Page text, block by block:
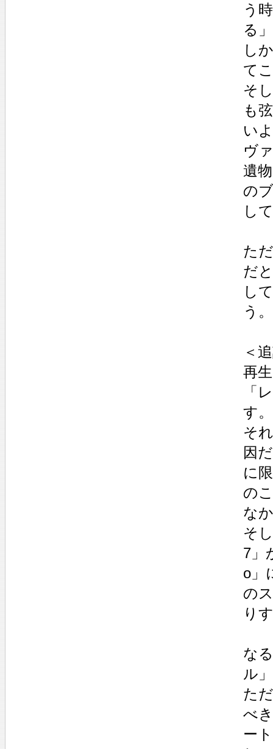
う
る
し
て
そ
も
い
ヴ
遺
の
し
た
だ
し
う。
＜
再
「
す
そ
因
に
の
な
そ
7」
o」
の
り
な
ル
た
べ
ー